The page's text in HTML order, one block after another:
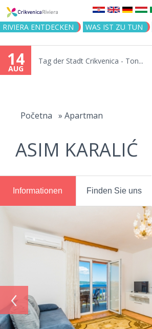
Jump to navigation
RIVIERA ENTDECKEN WAS IST ZU TUN
14
AUG
Tag der Stadt Crikvenica - Ton...
Početna » Apartman
ASIM KARALIĆ
Informationen Finden Sie uns
‹